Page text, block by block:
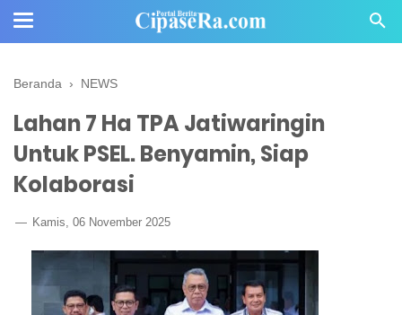
Beranda › NEWS
Lahan 7 Ha TPA Jatiwaringin
Untuk PSEL. Benyamin, Siap
Kolaborasi
Kamis, 06 November 2025